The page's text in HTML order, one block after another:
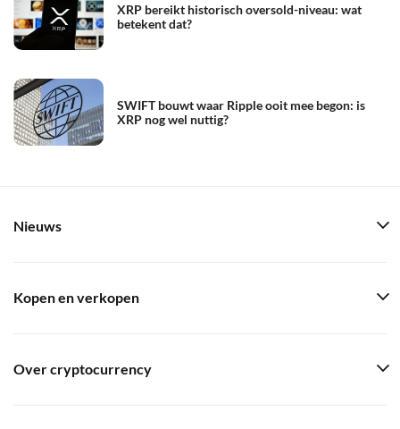
XRP bereikt historisch oversold-niveau: wat
betekent dat?
SWIFT bouwt waar Ripple ooit mee begon: is
XRP nog wel nuttig?
Nieuws
Kopen en verkopen
Over cryptocurrency